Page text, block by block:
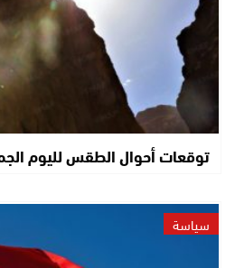
توقعات أحوال الطقس لليوم
سياسة